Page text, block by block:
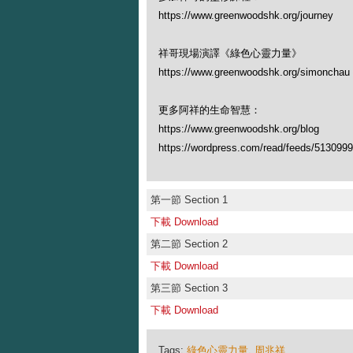
https://www.greenwoodshk.org/journey
祥哥現場演譯《綠色心靈力量》
https://www.greenwoodshk.org/
更多阿祥的生命智慧：
https://www.greenwoodshk.org/blog
https://wordpress.com/read/feeds/
第一節 Section 1
下載 Download
第二節 Section 2
下載 Download
第三節 Section 3
下載 Download
Tags: 綠色心靈力量, 周兆祥